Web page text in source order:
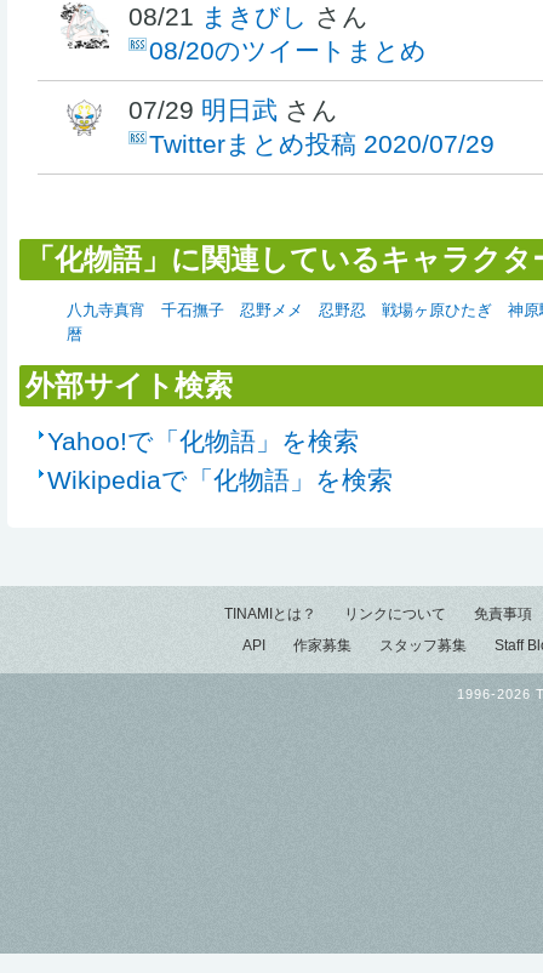
08/21 まきびし さん
08/20のツイートまとめ
07/29 明日武 さん
Twitterまとめ投稿 2020/07/29
「化物語」に関連しているキャラクタ
八九寺真宵 千石撫子 忍野メメ 忍野忍 戦場ヶ原ひたぎ
神
暦
外部サイト検索
Yahoo!で「化物語」を検索
Wikipediaで「化物語」を検索
TINAMIとは？ リンクについて
免責事項
API
作家募集 スタッフ募集 Staff
1996-2026